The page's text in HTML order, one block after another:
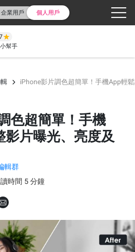
企業用戶 個人用戶
幫手
iPhone影片調色超簡單！手機App輕
色超簡單！手機
影片曝光、亮度及
輯群
時間 5 分鐘